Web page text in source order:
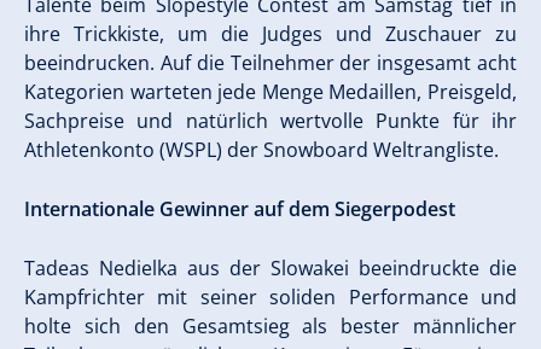
ihre Trickkiste, um die Judges und Zuschauer zu
beeindrucken. Auf die Teilnehmer der insgesamt acht
Kategorien warteten jede Menge Medaillen, Preisgeld,
Sachpreise und natürlich wertvolle Punkte für ihr
Athletenkonto (WSPL) der Snowboard Weltrangliste.
Internationale Gewinner auf dem Siegerpodest
Tadeas Nedielka aus der Slowakei beeindruckte die
Kampfrichter mit seiner soliden Performance und
holte sich den Gesamtsieg als bester männlicher